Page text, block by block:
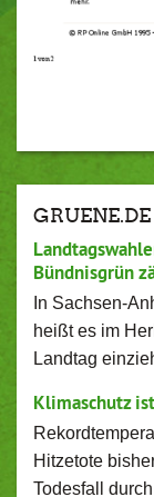
Bündnisgrün
In Sachsen-
heißt es im
Landtag
Klimaschutz
Hitzetote
Todesfall